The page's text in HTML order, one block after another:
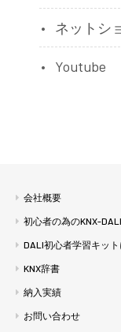
ネットシ
Youtube
会社概要
初心者の為のKNX-
DALI初心者学習キッ
KNX辞書
納入実績
お問い合わせ